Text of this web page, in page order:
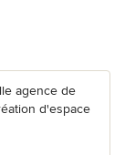
agence de
d'espace